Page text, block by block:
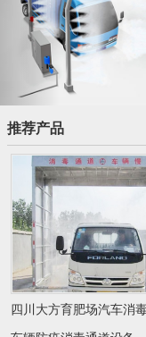
推荐产品
四川大方育肥场汽车消